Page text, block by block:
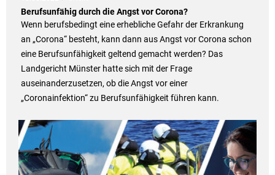
Berufsunfähig durch die Angst vor Corona?
Wenn berufsbedingt eine erhebliche Gefahr der Erkrankung
an „Corona“ besteht, kann dann aus Angst vor Corona schon
eine Berufsunfähigkeit geltend gemacht werden? Das
Landgericht Münster hatte sich mit der Frage
auseinanderzusetzen, ob die Angst vor einer
„Coronainfektion“ zu Berufsunfähigkeit führen kann.